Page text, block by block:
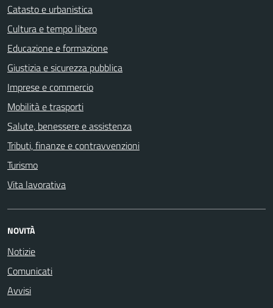
Catasto e urbanistica
Cultura e tempo libero
Educazione e formazione
Giustizia e sicurezza pubblica
Imprese e commercio
Mobilità e trasporti
Salute, benessere e assistenza
Tributi, finanze e contravvenzioni
Turismo
Vita lavorativa
NOVITÀ
Notizie
Comunicati
Avvisi